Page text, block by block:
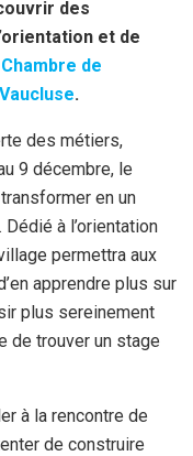
des
et de
Chambre de
.
des métiers,
9 décembre, le
en un
à l’orientation
permettra aux
apprendre plus sur
plus sereinement
de trouver un stage
à la rencontre de
de construire